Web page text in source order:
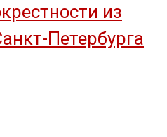
из
Петербурга